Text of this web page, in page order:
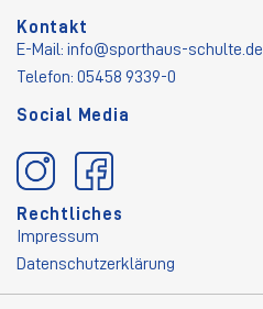
Kontakt
E-Mail: info@sporthaus-schulte.de
Telefon: 05458 9339-0
Social Media
Rechtliches
Impressum
Datenschutzerklärung